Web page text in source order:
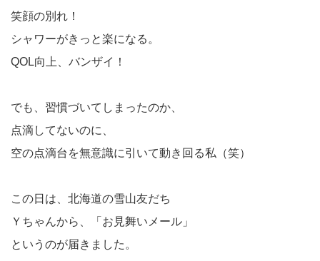
笑顔の別れ！
シャワーがきっと楽になる。
QOL向上、バンザイ！
でも、習慣づいてしまったのか、
点滴してないのに、
空の点滴台を無意識に引いて動き回る私（笑）
この日は、北海道の雪山友だち
Ｙちゃんから、「お見舞いメール」
というのが届きました。